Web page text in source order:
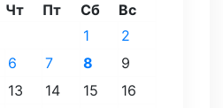
Чт Пт Сб Вс
1
2
6 7 8
9
13 14 15
16